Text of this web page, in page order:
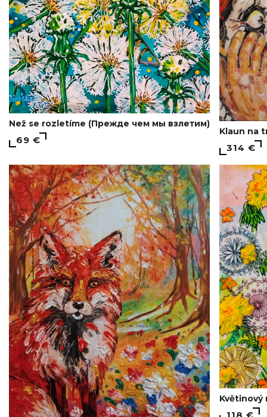
Než se rozletíme (Прежде чем мы взлетим)
69 €
Klaun na
314 €
Květinový
118 €